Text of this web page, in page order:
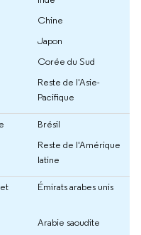
Chine
Japon
Corée du Sud
Reste de l'Asie-
Pacifique
Brésil
Reste de l'Amérique
latine
Émirats arabes unis
Arabie saoudite